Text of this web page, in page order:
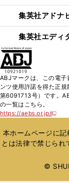
集英社アドナ
集英社エディ
ABJマークは、この電子
ンツ使用許諾を得た正
第6091713号）です。
の一覧はこちら。
https://aebs.or.jp/
新
い
ウ
ィ
ウ
本ホームページに
とは法律で禁じら
©